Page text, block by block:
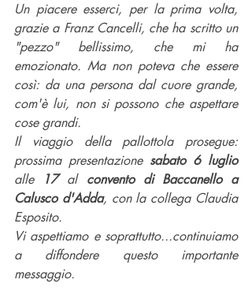
Un piacere esserci, per la prima volta,
grazie a Franz Cancelli, che ha scritto un
"pezzo" bellissimo, che mi ha
emozionato. Ma non poteva che essere
così: da una persona dal cuore grande,
com'è lui, non si possono che aspettare
cose grandi.
Il viaggio della pallottola prosegue:
prossima presentazione sabato 6 luglio
alle
17 al convento di Baccanello a
Calusco d'Adda, con la collega Claudia
Esposito.
Vi aspettiamo e soprattutto...continuiamo
a diffondere questo importante
messaggio.